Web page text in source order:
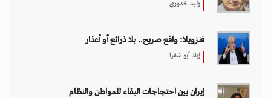
وليد خدوري
فنزويلا: واقع صريح.. بلا ذرائع أو أعذار
إياد أبو شقرا
إيران بين احتجاجات البقاء للمواطن والنظام